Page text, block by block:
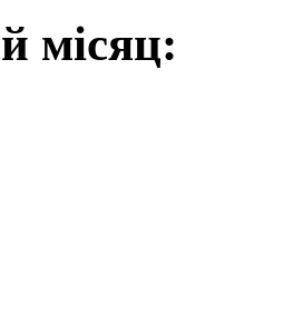
місяц: